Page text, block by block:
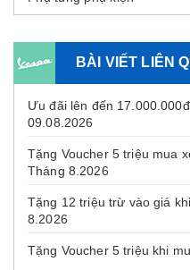
BÀI VIẾT LIÊN
Ưu đãi lên đến
09.08.2026
Tặng Voucher 5 triệu mua
Tháng 8.2026
Tặng 12 triệu trừ vào giá
8.2026
Tặng Voucher 5 triệu khi